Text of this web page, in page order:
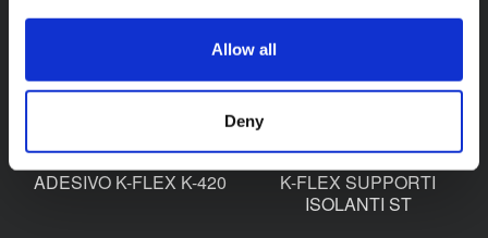
Allow all
Deny
ADESIVO K-FLEX K-414
NASTRO K-FLEX ST
ANTICONDENSA
ADESIVO K-FLEX K-420
K-FLEX SUPPORTI
ISOLANTI ST